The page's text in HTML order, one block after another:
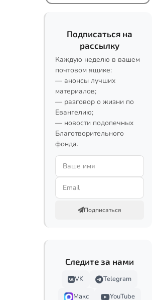
Подписаться на
рассылку
Каждую неделю в вашем
почтовом ящике:
— анонсы лучших
материалов;
— разговор о жизни по
Евангелию;
— новости подопечных
Благотворительного
фонда.
Подписаться
Следите за нами
VK
Telegram
Макс
YouTube